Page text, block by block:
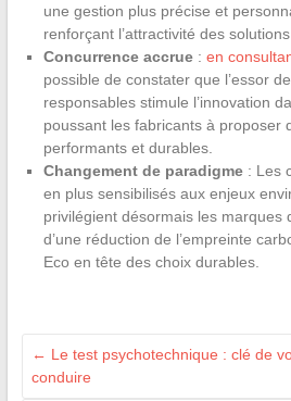
une gestion plus précise et
renforçant l’attractivité des
Concurrence accrue: en
possible de constater que l’essor
responsables stimule l’innovation
poussant les fabricants à proposer
performants et durables.
Changement de paradigme: Les
en plus sensibilisés aux enjeux
privilégient désormais les marques
d’une réduction de l’empreinte
Eco en tête des choix durables.
← Le test psychotechnique : clé de
conduire